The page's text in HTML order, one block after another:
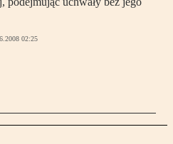
02:25